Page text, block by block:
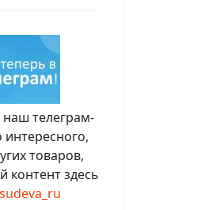
телеграм-
интересного,
товаров,
контент здесь